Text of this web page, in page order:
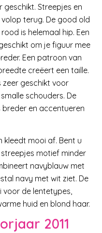
geschikt. Streepjes en
terug. De good old
is helemaal hip. Een
om je figuur mee
Een patroon van
creëert een taille.
zeer geschikt voor
schouders. De
en accentueren
kleedt mooi af. Bent u
motief minder
navyblauw met
navy met wit ziet. De
voor de lentetypes,
huid en blond haar.
2011